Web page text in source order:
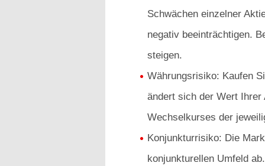
Schwächen einzelner
negativ beeinträchtigen.
steigen.
Währungsrisiko: Kaufen
ändert sich der Wert
Wechselkurses der
Konjunkturrisiko: Die
konjunkturellen Umfeld ab.